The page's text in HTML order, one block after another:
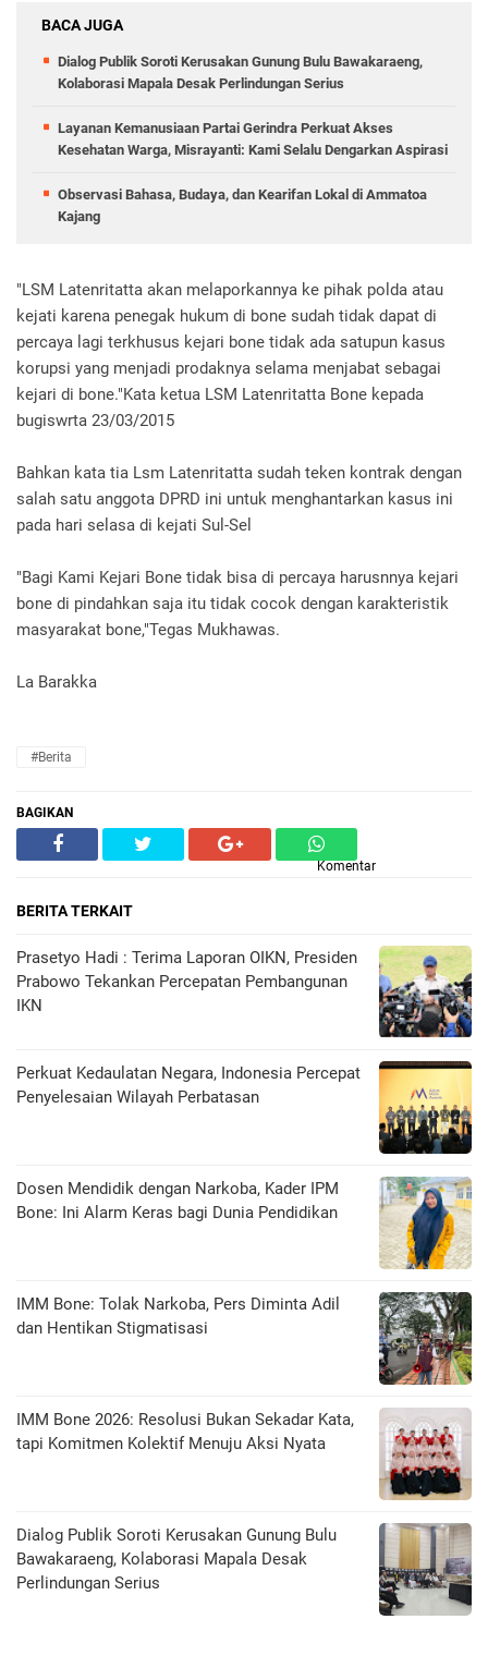
BACA JUGA
Dialog Publik Soroti Kerusakan Gunung Bulu Bawakaraeng,
Kolaborasi Mapala Desak Perlindungan Serius
Layanan Kemanusiaan Partai Gerindra Perkuat Akses
Kesehatan Warga, Misrayanti: Kami Selalu Dengarkan Aspirasi
Observasi Bahasa, Budaya, dan Kearifan Lokal di Ammatoa
Kajang
"LSM Latenritatta akan melaporkannya ke pihak polda atau
kejati karena penegak hukum di bone sudah tidak dapat di
percaya lagi terkhusus kejari bone tidak ada satupun kasus
korupsi yang menjadi prodaknya selama menjabat sebagai
kejari di bone."Kata ketua LSM Latenritatta Bone kepada
bugiswrta 23/03/2015
Bahkan kata tia Lsm Latenritatta sudah teken kontrak dengan
salah satu anggota DPRD ini untuk menghantarkan kasus ini
pada hari selasa di kejati Sul-Sel
"Bagi Kami Kejari Bone tidak bisa di percaya harusnnya kejari
bone di pindahkan saja itu tidak cocok dengan karakteristik
masyarakat bone,"Tegas Mukhawas.
La Barakka
#Berita
BAGIKAN
Komentar
BERITA TERKAIT
Prasetyo Hadi : Terima Laporan OIKN, Presiden
Prabowo Tekankan Percepatan Pembangunan
IKN
Perkuat Kedaulatan Negara, Indonesia Percepat
Penyelesaian Wilayah Perbatasan
Dosen Mendidik dengan Narkoba, Kader IPM
Bone: Ini Alarm Keras bagi Dunia Pendidikan
IMM Bone: Tolak Narkoba, Pers Diminta Adil
dan Hentikan Stigmatisasi
IMM Bone 2026: Resolusi Bukan Sekadar Kata,
tapi Komitmen Kolektif Menuju Aksi Nyata
Dialog Publik Soroti Kerusakan Gunung Bulu
Bawakaraeng, Kolaborasi Mapala Desak
Perlindungan Serius